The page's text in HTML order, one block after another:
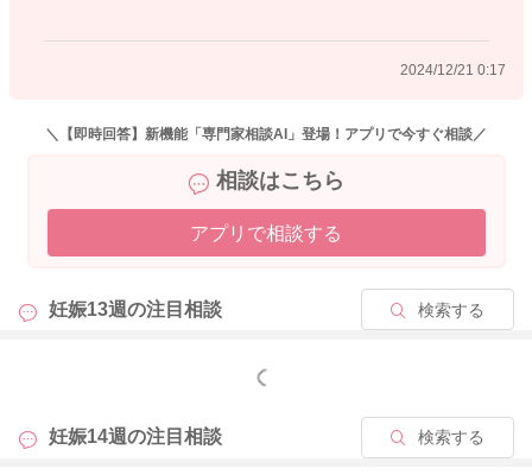
2024/12/21 0:17
＼【即時回答】新機能「専門家相談AI」登場！アプリで今すぐ相談／
相談はこちら
アプリで相談する
妊娠13週の注目相談 検索する
もっと見る
妊娠14週の注目相談 検索する